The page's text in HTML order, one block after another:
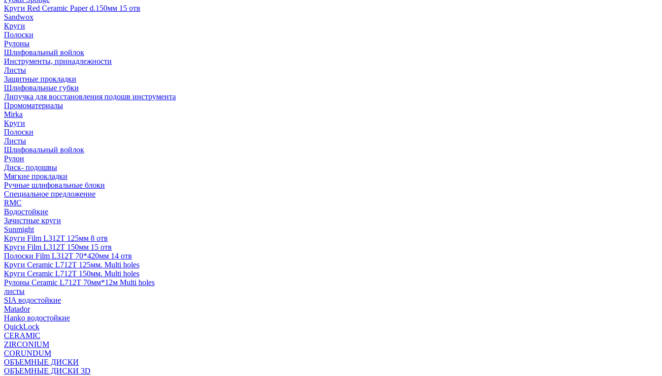
Круги Red Ceramic Paper d.150мм 15 отв
Sandwox
Круги
Полоски
Рулоны
Шлифовальный войлок
Инструменты, принадлежности
Листы
Защитные прокладки
Шлифовальные губки
Липучка для восстановления подошв инструмента
Промоматериалы
Mirka
Круги
Полоски
Листы
Шлифовальный войлок
Рулон
Диск- подошвы
Мягкие прокладки
Ручные шлифовальные блоки
Специальное предложение
RMC
Водостойкие
Зачистные круги
Sunmight
Круги Film L312T 125мм 8 отв
Круги Film L312T 150мм 15 отв
Полоски Film L312T 70*420мм 14 отв
Круги Ceramic L712T 125мм. Multi holes
Круги Ceramic L712T 150мм. Multi holes
Рулоны Ceramic L712T 70мм*12м Multi holes
листы
SIA водостойкие
Matador
Hanko водостойкие
QuickLock
CERAMIC
ZIRCONIUM
СORUNDUM
ОБЪЕМНЫЕ ДИСКИ
ОБЪЕМНЫЕ ДИСКИ 3D